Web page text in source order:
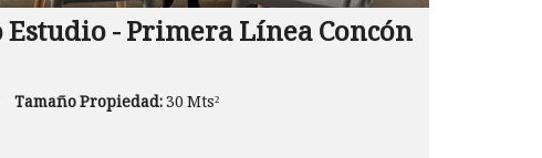
- Primera Línea Concón
Tamaño Propiedad:30 Mts²